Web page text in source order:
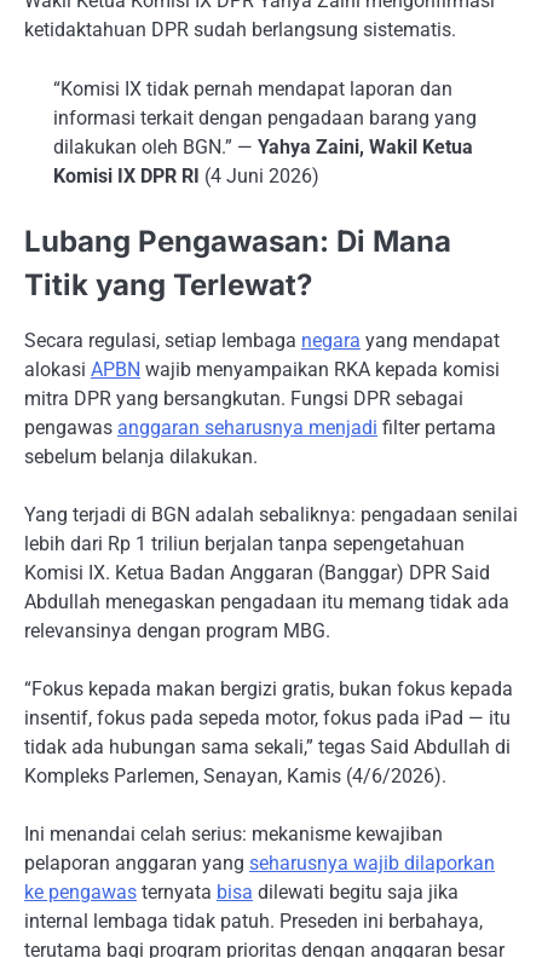
ketidaktahuan DPR sudah berlangsung sistematis.
“Komisi IX tidak pernah mendapat laporan dan
informasi terkait dengan pengadaan barang yang
dilakukan oleh BGN.” — Yahya Zaini, Wakil Ketua
Komisi IX DPR RI (4 Juni 2026)
Lubang Pengawasan: Di Mana
Titik yang Terlewat?
Secara regulasi, setiap lembaga negara yang mendapat
alokasi APBN wajib menyampaikan RKA kepada komisi
mitra DPR yang bersangkutan. Fungsi DPR sebagai
pengawas anggaran seharusnya menjadi filter pertama
sebelum belanja dilakukan.
Yang terjadi di BGN adalah sebaliknya: pengadaan senilai
lebih dari Rp 1 triliun berjalan tanpa sepengetahuan
Komisi IX. Ketua Badan Anggaran (Banggar) DPR Said
Abdullah menegaskan pengadaan itu memang tidak ada
relevansinya dengan program MBG.
“Fokus kepada makan bergizi gratis, bukan fokus kepada
insentif, fokus pada sepeda motor, fokus pada iPad — itu
tidak ada hubungan sama sekali,” tegas Said Abdullah di
Kompleks Parlemen, Senayan, Kamis (4/6/2026).
Ini menandai celah serius: mekanisme kewajiban
pelaporan anggaran yang seharusnya wajib dilaporkan
ke pengawas ternyata bisa dilewati begitu saja jika
internal lembaga tidak patuh. Preseden ini berbahaya,
terutama bagi program prioritas dengan anggaran besar